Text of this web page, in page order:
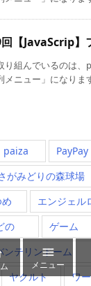
【JavaScrip】
り組んでいるのは、
メニュー」になりま
paiza
がみどりの森球場
エンジェル
の
ゲーム
ンテリンドーム
ヤクルト ワ

メニュー